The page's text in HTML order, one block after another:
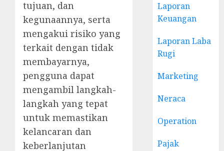
tujuan, dan
kegunaannya, serta
mengakui risiko yang
terkait dengan tidak
membayarnya,
pengguna dapat
mengambil langkah-
langkah yang tepat
untuk memastikan
kelancaran dan
keberlanjutan
Laporan
Keuangan
Laporan Laba
Rugi
Marketing
Neraca
Operation
Pajak